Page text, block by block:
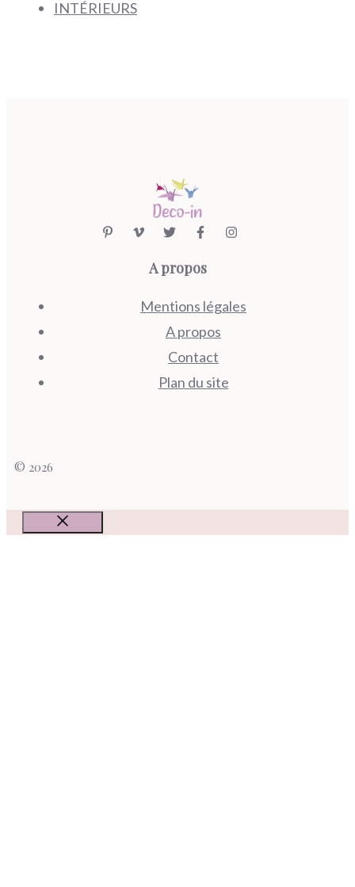
INTÉRIEURS
A propos
Mentions légales
A propos
Contact
Plan du site
© 2026
Fermer